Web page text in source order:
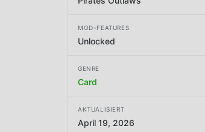
MOD-FEATURES
Unlocked
GENRE
Card
AKTUALISIERT
April 19, 2026